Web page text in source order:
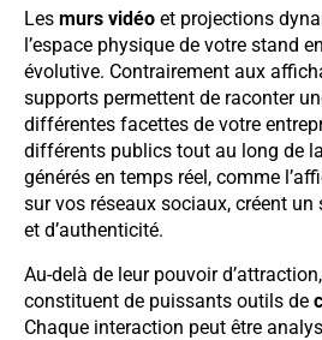
Les murs vidéo et projections
l’espace physique de votre stand
évolutive. Contrairement aux
supports permettent de raconter
différentes facettes de votre
différents publics tout au long de
générés en temps réel, comme
sur vos réseaux sociaux, créent un
et d’authenticité.
Au-delà de leur pouvoir
constituent de puissants outils de
Chaque interaction peut être